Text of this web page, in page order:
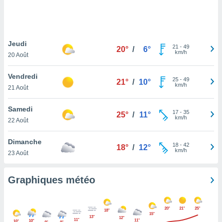
pas
de
à
cas,
que
sur le
Jeudi
20 Août
20° / 6° 21 - 49
km/h
Vendredi
21 Août
21° / 10° 25- 49
km/h
Samedi
22 Août
25° / 11° 17- 35
km/h
Dimanche
23 Août
18° / 12° 18- 42
km/h
Graphiques météo
10° 10° 11°
13°
18°
12°
11°
15°
20° 21° 25°